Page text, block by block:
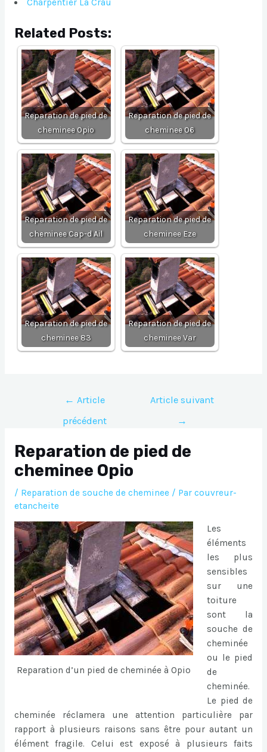
Charpentier La Crau
Related Posts:
Reparation de pied de
cheminee Opio
Reparation de pied de
cheminee 06
Reparation de pied de
cheminee Cap-d Ail
Reparation de pied de
cheminee Eze
Reparation de pied de
cheminee 83
Reparation de pied de
cheminee Var
l’article
← Article
précédent
Article suivant
→
Reparation de pied de
cheminee Opio
/ Reparation de souche de cheminee/ Par couvreur-
etancheite
Reparation d’un pied de cheminée à Opio
Les
éléments
les plus
sensibles
sur une
toiture
sont la
souche de
cheminée
ou le pied
de
cheminée.
Le pied de
cheminée réclamera une attention particulière par
rapport à plusieurs raisons sans être pour autant un
élément fragile. Celui est exposé à plusieurs faits